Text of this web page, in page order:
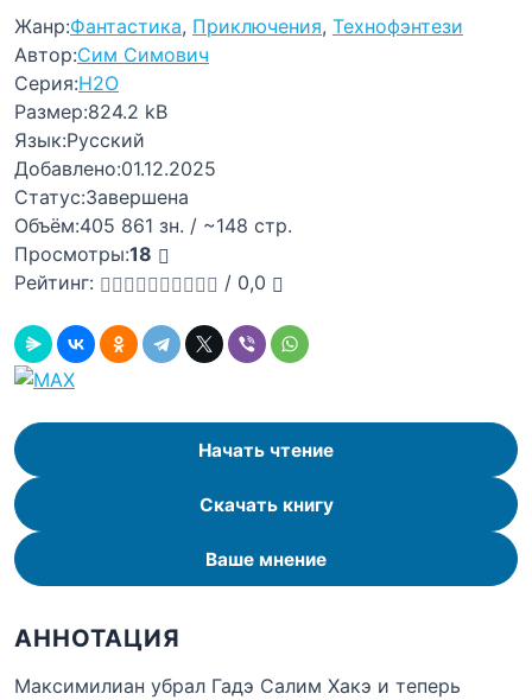
Жанр:Фантастика, Приключения, Технофэнтези
Автор:Сим Симович
Серия:H2O
Размер:824.2 kB
Язык:Русский
Добавлено:01.12.2025
Статус:Завершена
Объём:405 861 зн. / ~148 стр.
Просмотры:18
Рейтинг:
/ 0,0
Начать чтение
Скачать книгу
Ваше мнение
АННОТАЦИЯ
Максимилиан убрал Гадэ Салим Хакэ и теперь